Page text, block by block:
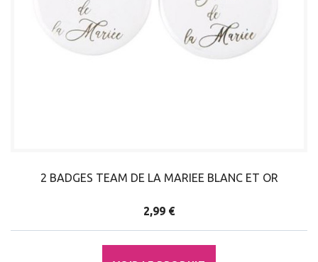
2 BADGES TEAM DE LA MARIEE BLANC ET OR
2,99 €